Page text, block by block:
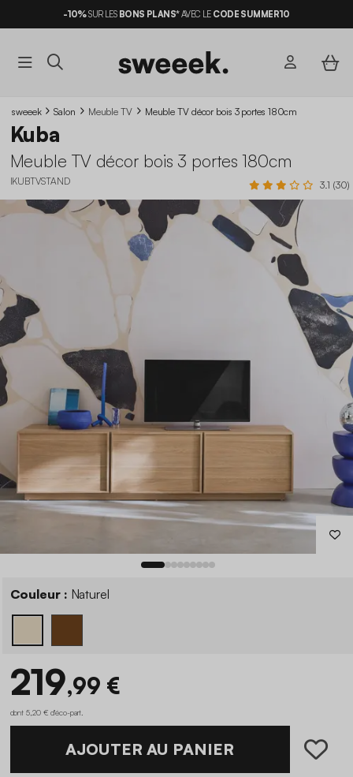
-10%SUR LES BONS PLANS*AVEC LE CODE SUMMER10
sweeek Salon Meuble TV Meuble TV décor bois 3 portes 180cm
Kuba
Meuble TV décor bois 3 portes 180cm
IKUBTVSTAND 3.1 (30)
Couleur : Naturel
219,99 €
dont 5,20 € d'éco-part
AJOUTER AU PANIER